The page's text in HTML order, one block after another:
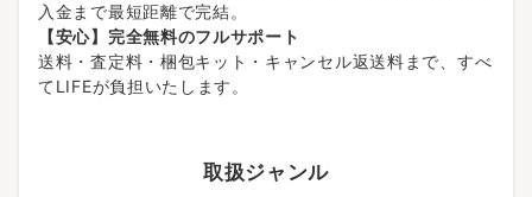
入金まで最短距離で完結。
【安心】完全無料のフルサポート
送料・査定料・梱包キット・キャンセル返送料まで、すべ
てLIFEが負担いたします。
取扱ジャンル